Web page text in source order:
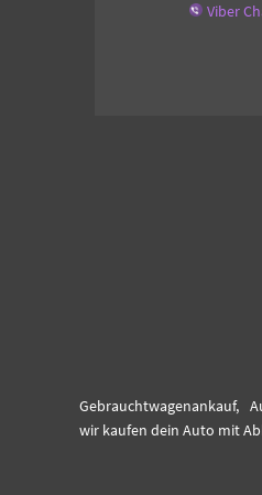
Viber
Gebrauchtwagenankauf,
wir kaufen dein Auto mit